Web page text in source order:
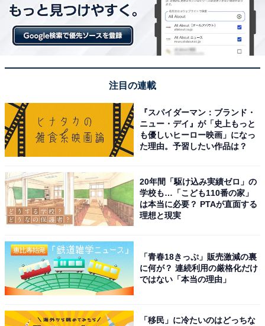
注目の連載
『スパイダーマン：ブランド・
ニュー・デイ』が「史上もっと
も優しいヒーロー映画」になっ
た理由。予習したい作品は？
20年間「駆け込み実績ゼロ」の
学校も…「こども110番の家」
は本当に必要？ PTAが直面する
理想と現実
「青春18きっぷ」販売激減の裏
に何が？ 連続利用の厳格化だけ
ではない「本当の理由」
「移民」に冷たいのはどっちな